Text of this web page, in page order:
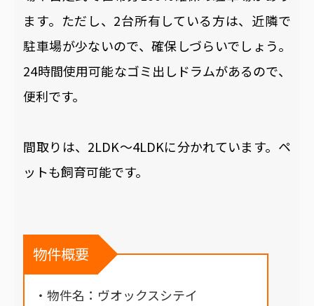
ます。ただし、2台所有している方は、近隣で
駐車場が少ないので、確保しづらいでしょう。
24時間使用可能なゴミ出しドラムがあるので、
便利です。
間取りは、2LDK～4LDKに分かれています。ペ
ットも飼育可能です。
物件概要
・物件名：ヴオックスシテイ